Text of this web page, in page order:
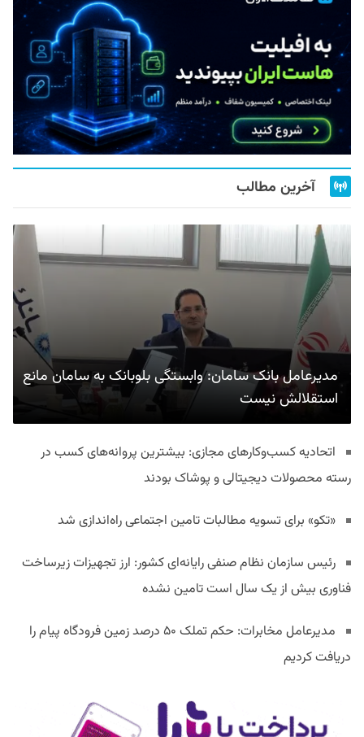
آخرین مطالب
مدیرعامل بانک سامان: وابستگی بلوبانک به سامان مانع
استقلالش نیست
اتحادیه کسب‌وکارهای مجازی: بیشترین پروانه‌های کسب در
رسته محصولات دیجیتالی و پوشاک بودند
«تکو» برای تسویه مطالبات تامین اجتماعی راه‌اندازی شد
رئیس سازمان نظام صنفی رایانه‌ای کشور: ارز تجهیزات زیرساخت
فناوری بیش از یک سال است تامین نشده
مدیرعامل مخابرات: حکم تملک ۵۰ درصد زمین فرودگاه پیام را
دریافت کردیم